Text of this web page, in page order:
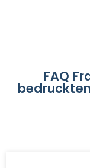
FAQ